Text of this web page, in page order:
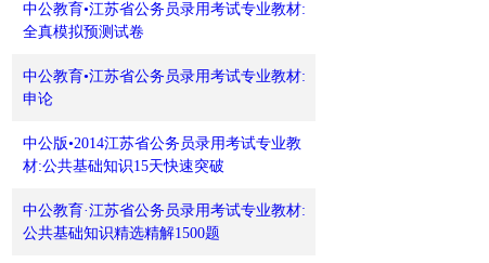
中公教育•江苏省公务员录用考试专业教材:
全真模拟预测试卷
中公教育•江苏省公务员录用考试专业教材:
申论
中公版•2014江苏省公务员录用考试专业教
材:公共基础知识15天快速突破
中公教育·江苏省公务员录用考试专业教材:
公共基础知识精选精解1500题